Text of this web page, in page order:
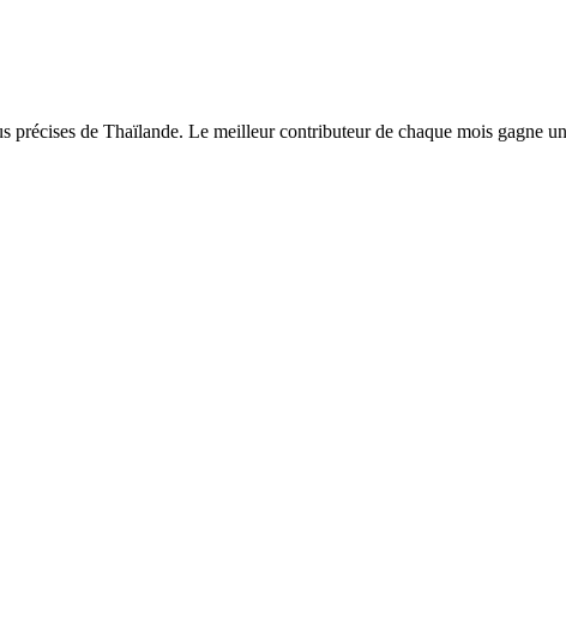
précises de Thaïlande. Le meilleur contributeur de chaque mois gagne